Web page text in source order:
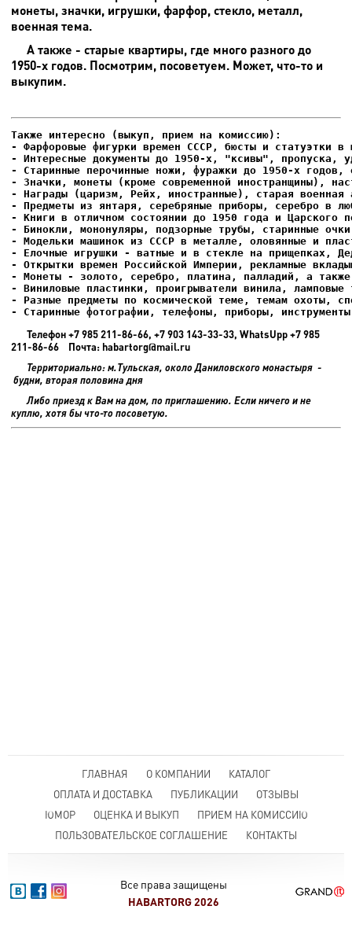
монеты, значки, игрушки, фарфор, стекло, металл,
военная тема.
А также - старые квартиры, где много разного до
1950-х годов. Посмотрим, посоветуем. Может, что-то и
выкупим.
- Фарфоровые фигурки времен СССР, бюсты и статуэтки в
- Интересные документы до 1950-х, "ксивы", пропуска,
- Елочные игрушки - ватные и в стекле на прищепках,
- Старинные фотографии, телефоны, приборы,
Телефон +7 985 211-86-66, +7 903 143-33-33, WhatsUpp +7 985
211-86-66 Почта: habartorg@mail.ru
Территориально: м.Тульская, около Даниловского монастыря -
будни, вторая половина дня
Либо приезд к Вам на дом, по приглашению. Если ничего и не
куплю, хотя бы что-то посоветую.
ГЛАВНАЯ О КОМПАНИИ
КАТАЛОГ
ОПЛАТА И ДОСТАВКА
ПУБЛИКАЦИИ
ОТЗЫВЫ
ЮМОР
ОЦЕНКА И ВЫКУП
ПРИЕМ НА КОМИССИЮ
ПОЛЬЗОВАТЕЛЬСКОЕ СОГЛАШЕНИЕ
КОНТАКТЫ
Все права защищены
HABARTORG 2026